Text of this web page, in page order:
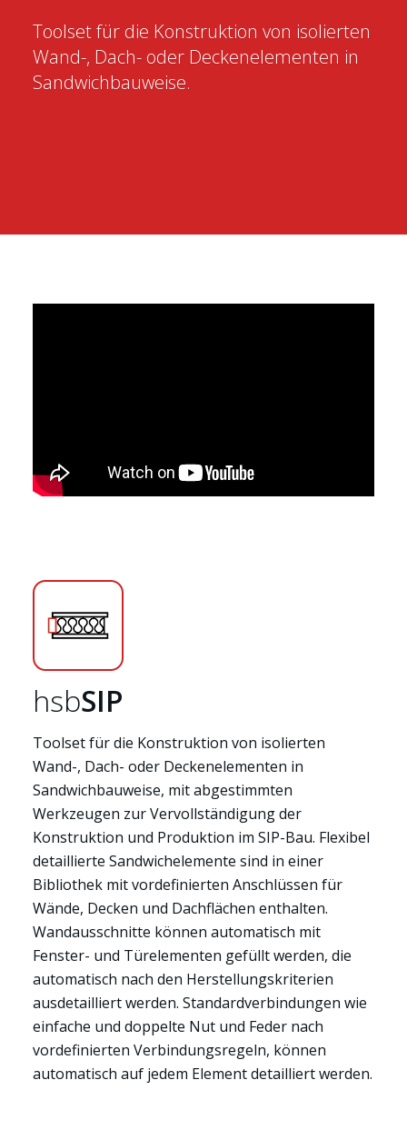
Toolset für die Konstruktion von isolierten
Wand-, Dach- oder Deckenelementen in
Sandwichbauweise.
hsbSIP
Toolset für die Konstruktion von isolierten
Wand-, Dach- oder Deckenelementen in
Sandwichbauweise, mit abgestimmten
Werkzeugen zur Vervollständigung der
Konstruktion und Produktion im SIP-Bau. Flexibel
detaillierte Sandwichelemente sind in einer
Bibliothek mit vordefinierten Anschlüssen für
Wände, Decken und Dachflächen enthalten.
Wandausschnitte können automatisch mit
Fenster- und Türelementen gefüllt werden, die
automatisch nach den Herstellungskriterien
ausdetailliert werden. Standardverbindungen wie
einfache und doppelte Nut und Feder nach
vordefinierten Verbindungsregeln, können
automatisch auf jedem Element detailliert werden.